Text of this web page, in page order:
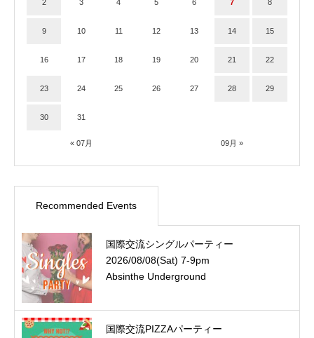
« 07月 09月 »
2 3 4 5 6 7 8
9 10 11 12 13 14 15
16 17 18 19 20 21 22
23 24 25 26 27 28 29
30 31
Recommended Events
国際交流シングルパーティー
2026/08/08(Sat) 7-9pm
Absinthe Underground
国際交流PIZZAパーティー